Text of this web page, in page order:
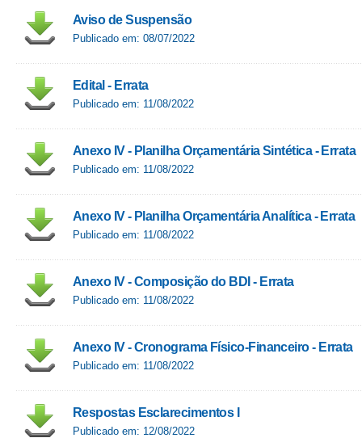
Aviso de Suspensão
Publicado em: 08/07/2022
Edital - Errata
Publicado em: 11/08/2022
Anexo IV - Planilha Orçamentária Sintética - Errata
Publicado em: 11/08/2022
Anexo IV - Planilha Orçamentária Analítica - Errata
Publicado em: 11/08/2022
Anexo IV - Composição do BDI - Errata
Publicado em: 11/08/2022
Anexo IV - Cronograma Físico-Financeiro - Errata
Publicado em: 11/08/2022
Respostas Esclarecimentos I
Publicado em: 12/08/2022